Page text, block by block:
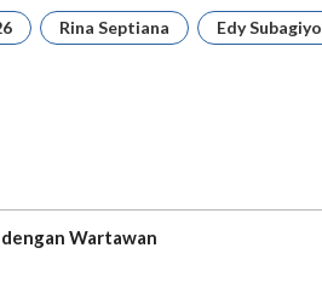
Rina Septiana Edy Subagiyo
Wartawan